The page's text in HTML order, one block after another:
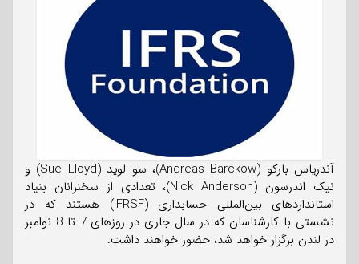
آندریاس بارکو (Andreas Barckow)، سو لوید (Sue Lloyd) و
نیک اندرسون (Nick Anderson)، تعدادی از سخنرانان بنیاد
استانداردهای بین‌المللی حسابداری (IFRSF) هستند که در
نشستی با کارشناسان که در سال جاری در روزهای 7 تا 8 نوامبر
در لندن برگزار خواهد شد، حضور خواهند داشت.